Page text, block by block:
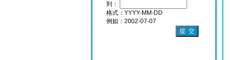
到：
格式：YYYY-MM-DD
例如：2002-07-07